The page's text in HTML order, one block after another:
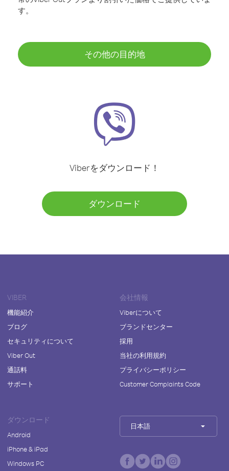
す。
その他の目的地
Viberをダウンロード！
ダウンロード
VIBER
機能紹介
ブログ
セキュリティについて
Viber Out
通話料
サポート
会社情報
Viberについて
ブランドセンター
採用
当社の利用規約
プライバシーポリシー
Customer Complaints Code
ダウンロード
Android
iPhone & iPad
Windows PC
日本語